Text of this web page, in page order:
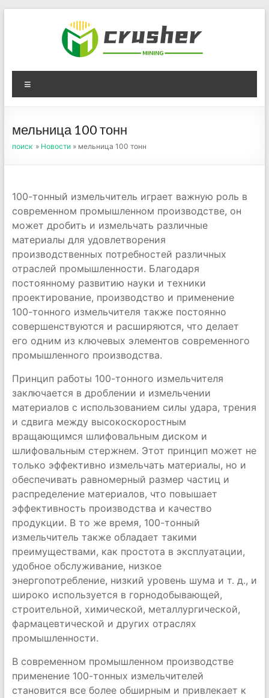
Оборудование для
дробления угля,
измельчения печного
порошка
мельница 100 тонн
поиск » Новости» мельница 100 тонн
100-тонный измельчитель играет важную роль в
современном промышленном производстве, он
может дробить и измельчать различные
материалы для удовлетворения
производственных потребностей различных
отраслей промышленности. Благодаря
постоянному развитию науки и техники
проектирование, производство и применение
100-тонного измельчителя также постоянно
совершенствуются и расширяются, что делает
его одним из ключевых элементов современного
промышленного производства.
Принцип работы 100-тонного измельчителя
заключается в дроблении и измельчении
материалов с использованием силы удара, трения
и сдвига между высокоскоростным
вращающимся шлифовальным диском и
шлифовальным стержнем. Этот принцип может не
только эффективно измельчать материалы, но и
обеспечивать равномерный размер частиц и
распределение материалов, что повышает
эффективность производства и качество
продукции. В то же время, 100-тонный
измельчитель также обладает такими
преимуществами, как простота в эксплуатации,
удобное обслуживание, низкое
энергопотребление, низкий уровень шума и т. д., и
широко используется в горнодобывающей,
строительной, химической, металлургической,
фармацевтической и других отраслях
промышленности.
В современном промышленном производстве
применение 100-тонных измельчителей
становится все более обширным и привлекает к